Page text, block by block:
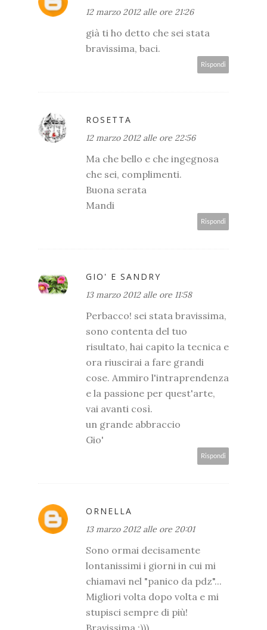
12 marzo 2012 alle ore 21:26
già ti ho detto che sei stata
bravissima, baci.
Rispondi
ROSETTA
12 marzo 2012 alle ore 22:56
Ma che bello e che ingegnosa
che sei, complimenti.
Buona serata
Mandi
Rispondi
GIO' E SANDRY
13 marzo 2012 alle ore 11:58
Perbacco! sei stata bravissima,
sono contenta del tuo
risultato, hai capito la tecnica e
ora riuscirai a fare grandi
cose. Ammiro l'intraprendenza
e la passione per quest'arte,
vai avanti così.
un grande abbraccio
Gio'
Rispondi
ORNELLA
13 marzo 2012 alle ore 20:01
Sono ormai decisamente
lontanissimi i giorni in cui mi
chiamavi nel "panico da pdz"...
Migliori volta dopo volta e mi
stupisci sempre di più!
Bravissima :)))